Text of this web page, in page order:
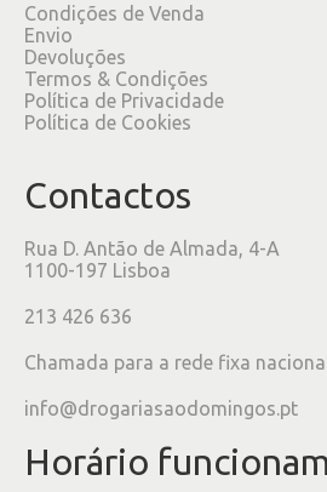
Condições de Venda
Envio
Devoluções
Termos & Condições
Política de Privacidade
Política de Cookies
Contactos
Rua D. Antão de Almada, 4-A
1100-197 Lisboa
213 426 636
Chamada para a rede fixa
info@drogariasaodomingos.pt
Horário